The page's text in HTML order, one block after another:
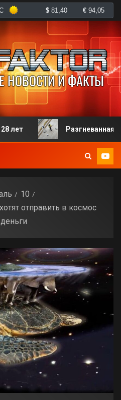
Разгневанная
10
отправить в космос